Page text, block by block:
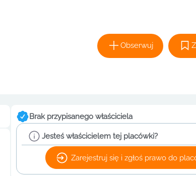
Obserwuj
Brak przypisanego właściciela
Jesteś właścicielem tej placówki?
Zarejestruj się i zgłoś prawo do